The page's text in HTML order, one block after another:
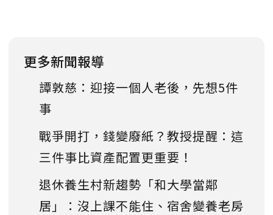
更多新聞報導
譚敦慈：迎接一個人老後，先想5件
事
戰爭開打，錢變廢紙？教授提醒：這
三件事比資產配置更重要！
退休養生村新趨勢「和大學當鄰
居」：沒上課不能住、宿舍變養老房